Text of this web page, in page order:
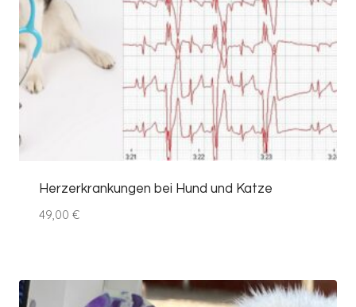
Herzerkrankungen bei Hund und Katze
49,00 €